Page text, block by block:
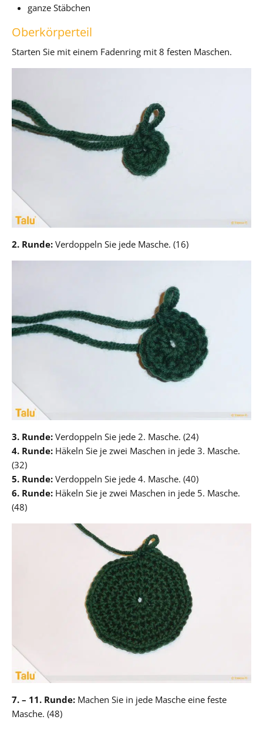
ganze Stäbchen
Oberkörperteil
Starten Sie mit einem Fadenring mit 8 festen Maschen.
2. Runde: Verdoppeln Sie jede Masche. (16)
3. Runde: Verdoppeln Sie jede 2. Masche. (24)
4. Runde: Häkeln Sie je zwei Maschen in jede 3. Masche.
(32)
5. Runde: Verdoppeln Sie jede 4. Masche. (40)
6. Runde: Häkeln Sie je zwei Maschen in jede 5. Masche.
(48)
7. – 11. Runde: Machen Sie in jede Masche eine feste
Masche. (48)